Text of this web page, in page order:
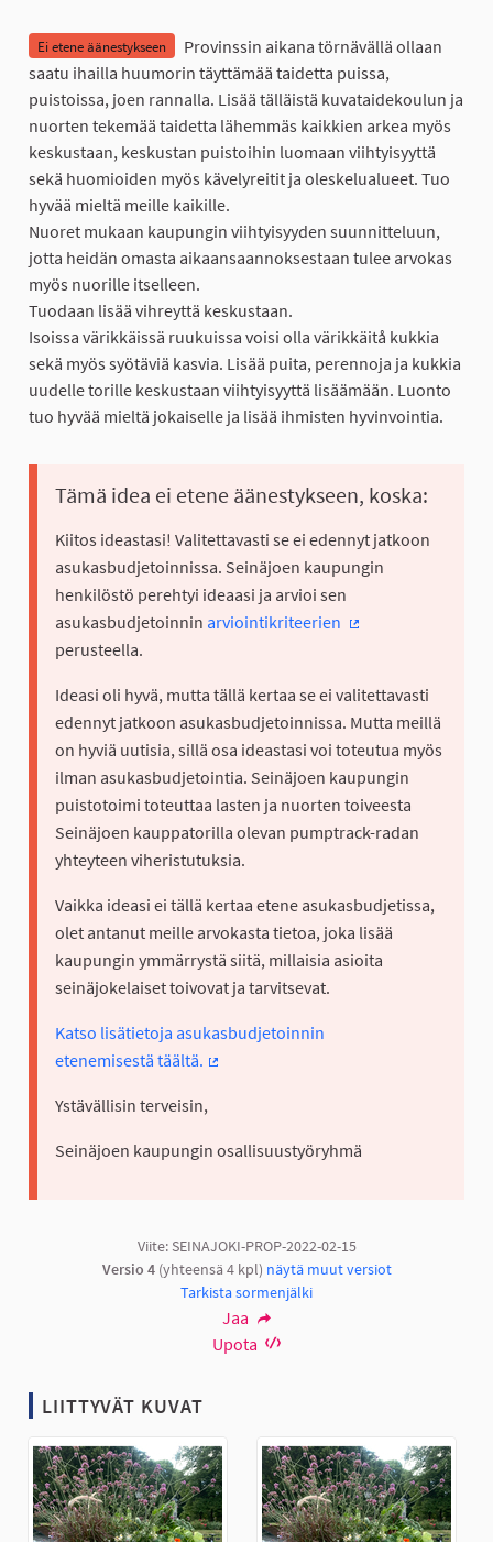
Ei etene äänestykseen
Provinssin aikana törnävällä ollaan
saatu ihailla huumorin täyttämää taidetta puissa,
puistoissa, joen rannalla. Lisää tälläistä kuvataidekoulun ja
nuorten tekemää taidetta lähemmäs kaikkien arkea myös
keskustaan, keskustan puistoihin luomaan viihtyisyyttä
sekä huomioiden myös kävelyreitit ja oleskelualueet. Tuo
hyvää mieltä meille kaikille.
Nuoret mukaan kaupungin viihtyisyyden suunnitteluun,
jotta heidän omasta aikaansaannoksestaan tulee arvokas
myös nuorille itselleen.
Tuodaan lisää vihreyttä keskustaan.
Isoissa värikkäissä ruukuissa voisi olla värikkäitå kukkia
sekä myös syötäviä kasvia. Lisää puita, perennoja ja kukkia
uudelle torille keskustaan viihtyisyyttä lisäämään. Luonto
tuo hyvää mieltä jokaiselle ja lisää ihmisten hyvinvointia.
Tämä idea ei etene äänestykseen, koska:
Kiitos ideastasi! Valitettavasti se ei edennyt jatkoon
asukasbudjetoinnissa. Seinäjoen kaupungin
henkilöstö perehtyi ideaasi ja arvioi sen
asukasbudjetoinnin arviointikriteerien
perusteella.
Ideasi oli hyvä, mutta tällä kertaa se ei valitettavasti
edennyt jatkoon asukasbudjetoinnissa. Mutta meillä
on hyviä uutisia, sillä osa ideastasi voi toteutua myös
ilman asukasbudjetointia. Seinäjoen kaupungin
puistotoimi toteuttaa lasten ja nuorten toiveesta
Seinäjoen kauppatorilla olevan pumptrack-radan
yhteyteen viheristutuksia.
Vaikka ideasi ei tällä kertaa etene asukasbudjetissa,
olet antanut meille arvokasta tietoa, joka lisää
kaupungin ymmärrystä siitä, millaisia asioita
seinäjokelaiset toivovat ja tarvitsevat.
Katso lisätietoja asukasbudjetoinnin
etenemisestä täältä.
Ystävällisin terveisin,
Seinäjoen kaupungin osallisuustyöryhmä
Viite: SEINAJOKI-PROP-2022-02-15
Versio 4(yhteensä 4 kpl) näytä muut versiot
Tarkista sormenjälki
Jaa
Upota
LIITTYVÄT KUVAT